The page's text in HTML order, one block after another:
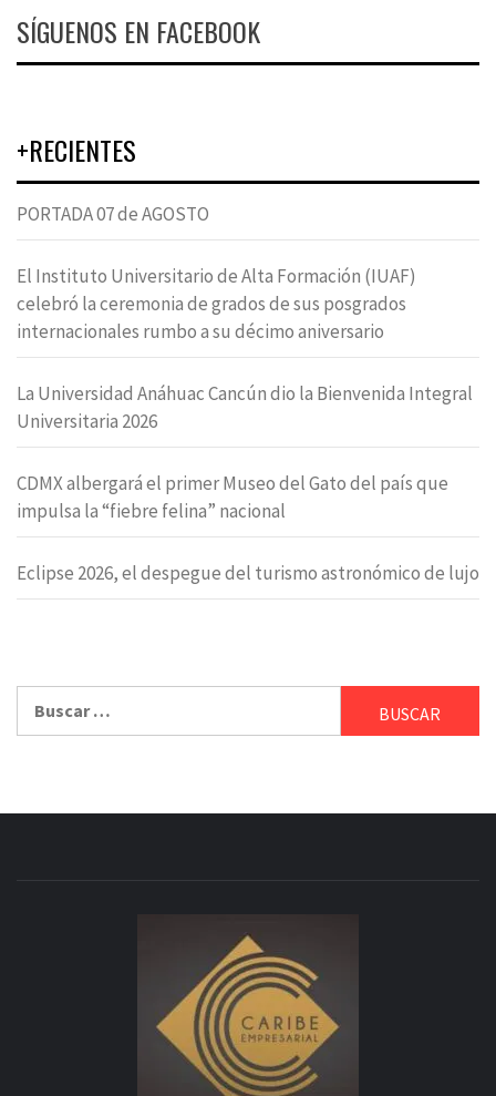
SÍGUENOS EN FACEBOOK
+RECIENTES
PORTADA 07 de AGOSTO
El Instituto Universitario de Alta Formación (IUAF)
celebró la ceremonia de grados de sus posgrados
internacionales rumbo a su décimo aniversario
La Universidad Anáhuac Cancún dio la Bienvenida Integral
Universitaria 2026
CDMX albergará el primer Museo del Gato del país que
impulsa la “fiebre felina” nacional
Eclipse 2026, el despegue del turismo astronómico de lujo